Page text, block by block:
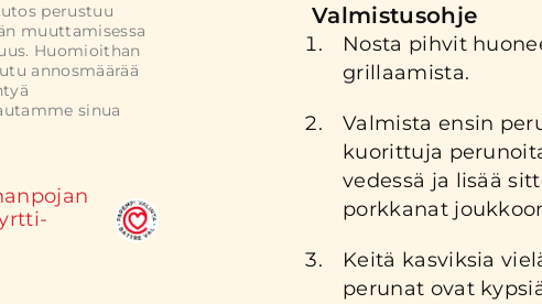
perustuu
muuttamisessa
Huomioithan
annosmäärää
sinua
Valmistusohje
Nosta pihvit
grillaamista.
Valmista ensin
kuorittuja
vedessä ja lisää
porkkanat
Keitä kasviksia
perunat ovat